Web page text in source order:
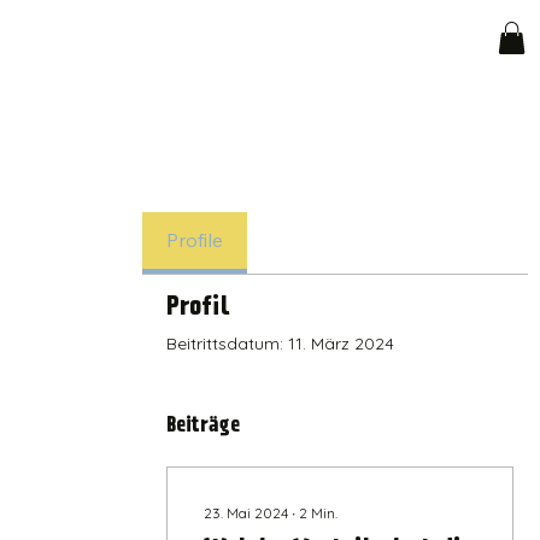
Profile
Profil
Beitrittsdatum: 11. März 2024
Beiträge
23. Mai 2024 ∙ 2 Min.